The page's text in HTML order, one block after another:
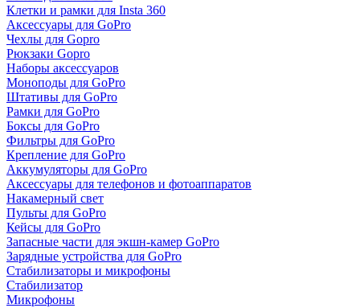
Клетки и рамки для Insta 360
Аксессуары для GoPro
Чехлы для Gopro
Рюкзаки Gopro
Наборы аксессуаров
Моноподы для GoPro
Штативы для GoPro
Рамки для GoPro
Боксы для GoPro
Фильтры для GoPro
Крепление для GoPro
Аккумуляторы для GoPro
Аксессуары для телефонов и фотоаппаратов
Накамерный свет
Пульты для GoPro
Кейсы для GoPro
Запасные части для экшн-камер GoPro
Зарядные устройства для GoPro
Стабилизаторы и микрофоны
Стабилизатор
Микрофоны